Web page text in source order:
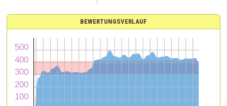
BEWERTUNGSVERLAUF